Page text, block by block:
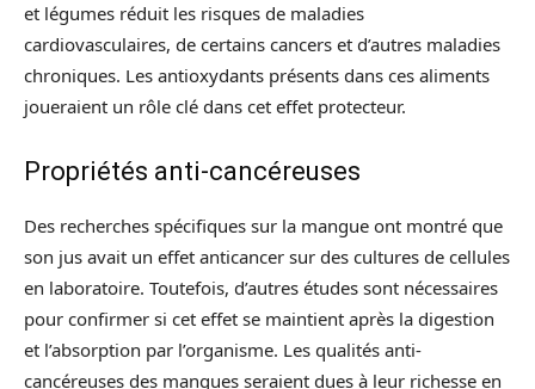
et légumes réduit les risques de maladies
cardiovasculaires, de certains cancers et d’autres maladies
chroniques. Les antioxydants présents dans ces aliments
joueraient un rôle clé dans cet effet protecteur.
Propriétés anti-cancéreuses
Des recherches spécifiques sur la mangue ont montré que
son jus avait un effet anticancer sur des cultures de cellules
en laboratoire. Toutefois, d’autres études sont nécessaires
pour confirmer si cet effet se maintient après la digestion
et l’absorption par l’organisme. Les qualités anti-
cancéreuses des mangues seraient dues à leur richesse en